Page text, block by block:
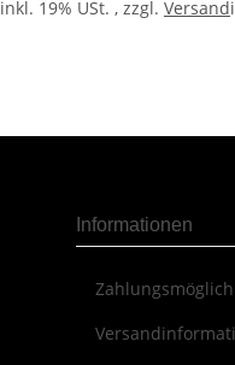
inkl. 19% USt. , zzgl. Versand
Informationen